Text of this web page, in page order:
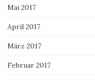
Mai 2017
April 2017
März 2017
Februar 2017